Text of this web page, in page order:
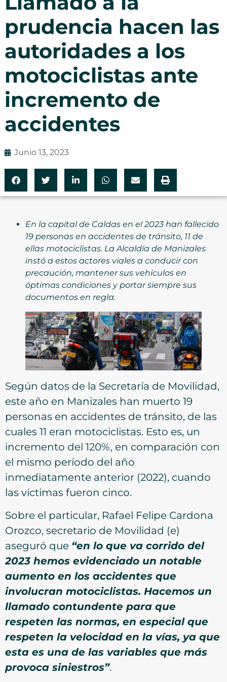
prudencia hacen las
autoridades a los
motociclistas ante
incremento de
accidentes
Junio 13, 2023
En la capital de Caldas en el 2023 han fallecido
19 personas en accidentes de tránsito, 11 de
ellas motociclistas. La Alcaldía de Manizales
instó a estos actores viales a conducir con
precaución, mantener sus vehículos en
óptimas condiciones y portar siempre sus
documentos en regla.
Según datos de la Secretaría de Movilidad,
este año en Manizales han muerto 19
personas en accidentes de tránsito, de las
cuales 11 eran motociclistas. Esto es, un
incremento del 120%, en comparación con
el mismo período del año
inmediatamente anterior (2022), cuando
las víctimas fueron cinco.
Sobre el particular, Rafael Felipe Cardona
Orozco, secretario de Movilidad (e)
aseguró que “en lo que va corrido del
2023 hemos evidenciado un notable
aumento en los accidentes que
involucran motociclistas. Hacemos un
llamado contundente para que
respeten las normas, en especial que
respeten la velocidad en la vías, ya que
esta es una de las variables que más
provoca siniestros”.